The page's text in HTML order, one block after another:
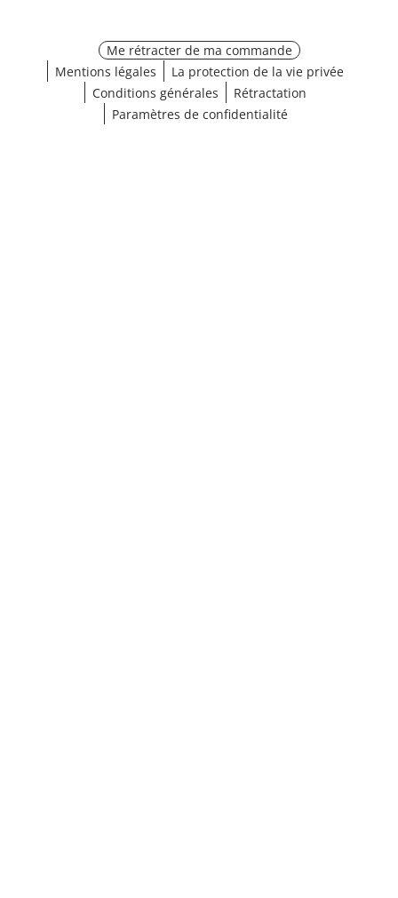
Me rétracter de ma commande
Mentions légales
La protection de la vie privée
Conditions générales
Rétractation
Paramètres de confidentialité